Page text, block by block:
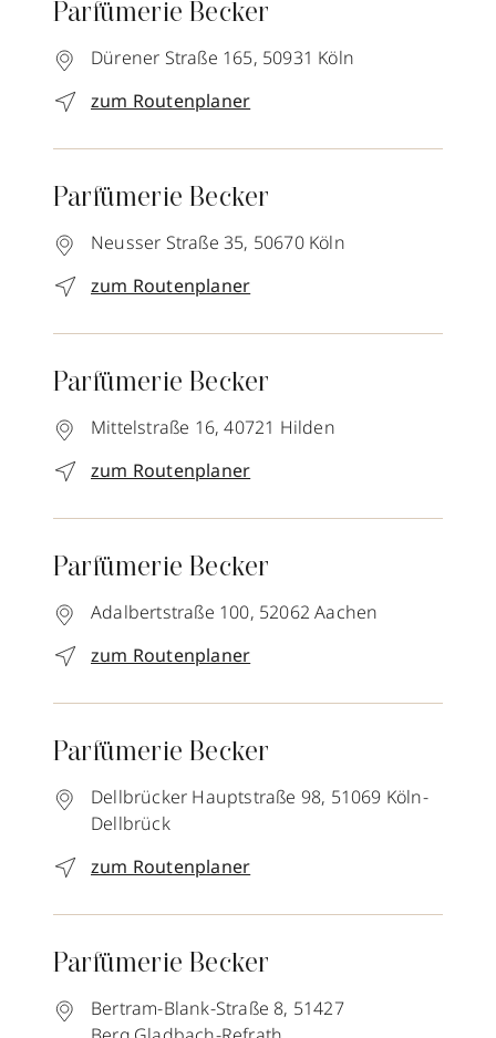
Parfümerie Becker
Dürener Straße 165, 50931 Köln
zum Routenplaner
Parfümerie Becker
Neusser Straße 35, 50670 Köln
zum Routenplaner
Parfümerie Becker
Mittelstraße 16, 40721 Hilden
zum Routenplaner
Parfümerie Becker
Adalbertstraße 100, 52062 Aachen
zum Routenplaner
Parfümerie Becker
Dellbrücker Hauptstraße 98, 51069 Köln-
Dellbrück
zum Routenplaner
Parfümerie Becker
Bertram-Blank-Straße 8, 51427